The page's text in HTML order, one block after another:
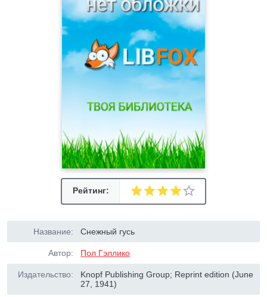
Рейтинг:
Название: Снежный гусь
Автор: Пол Гэллико
Издательство:
Knopf Publishing Group; Reprint edition (June
27, 1941)